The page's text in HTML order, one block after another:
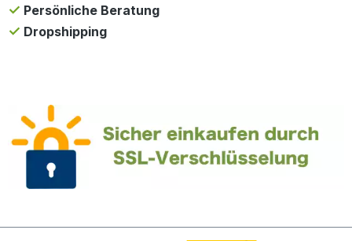
Persönliche Beratung
Dropshipping